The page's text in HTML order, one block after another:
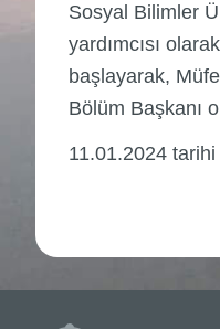
Sosyal Bilimler
yardımcısı
başlayarak,
Bölüm Başkanı
11.01.2024